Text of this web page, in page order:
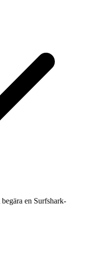
en Surfshark-